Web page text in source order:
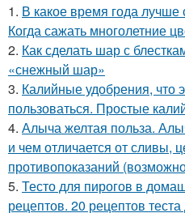
1. В какое время года лучше
Когда сажать многолетние
2. Как сделать шар с
«снежный шар»
3. Калийные удобрения, что
пользоваться. Простые
4. Алыча желтая польза.
и чем отличается от сливы,
противопоказаний
5. Тесто для пирогов в
рецептов. 20 рецептов